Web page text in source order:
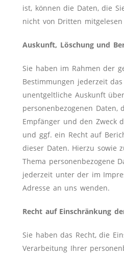
ist, können die Daten, die
nicht von Dritten
Auskunft, Löschung und
Sie haben im Rahmen der
Bestimmungen jederzeit
unentgeltliche Auskunft
personenbezogenen Daten,
Empfänger und den Zweck
und ggf. ein Recht auf
dieser Daten. Hierzu sowie
Thema personenbezogene
jederzeit unter der im
Adresse an uns wenden.
Recht auf Einschränkung
Sie haben das Recht, die
Verarbeitung Ihrer